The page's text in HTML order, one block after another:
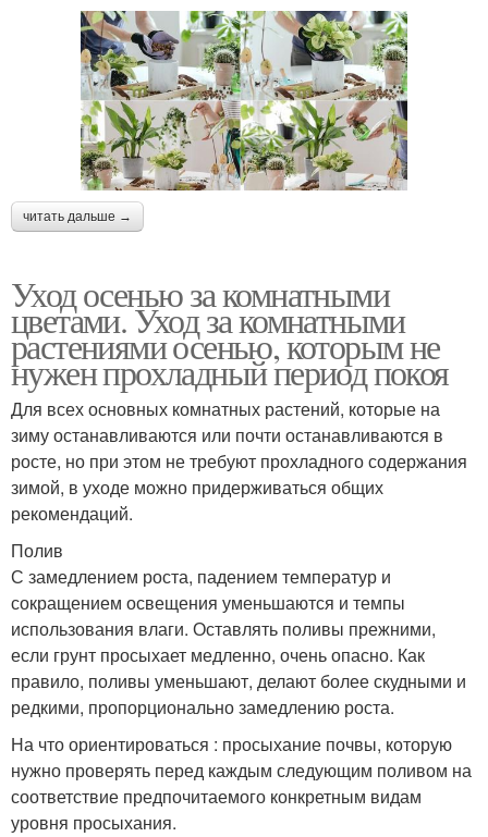
читать дальше →
Уход осенью за комнатными
цветами. Уход за комнатными
растениями осенью, которым не
нужен прохладный период покоя
Для всех основных комнатных растений, которые на
зиму останавливаются или почти останавливаются в
росте, но при этом не требуют прохладного содержания
зимой, в уходе можно придерживаться общих
рекомендаций.
Полив
С замедлением роста, падением температур и
сокращением освещения уменьшаются и темпы
использования влаги. Оставлять поливы прежними,
если грунт просыхает медленно, очень опасно. Как
правило, поливы уменьшают, делают более скудными и
редкими, пропорционально замедлению роста.
На что ориентироваться : просыхание почвы, которую
нужно проверять перед каждым следующим поливом на
соответствие предпочитаемого конкретным видам
уровня просыхания.